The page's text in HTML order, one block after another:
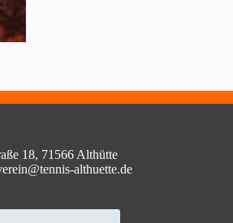
18, 71566 Althütte
althuette.de